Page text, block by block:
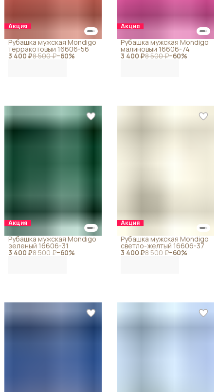
Акция
3 400 ₽8 500 ₽−60%
Рубашка мужская Mondigo
терракотовый 16606-56
Акция
3 400 ₽8 500 ₽−60%
Рубашка мужская Mondigo
малиновый 16606-74
Акция
3 400 ₽8 500 ₽−60%
Рубашка мужская Mondigo
зеленый 16606-31
Акция
3 400 ₽8 500 ₽−60%
Рубашка мужская Mondigo
светло-желтый 16606-37